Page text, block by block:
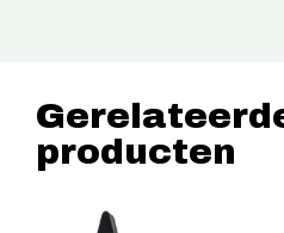
producten